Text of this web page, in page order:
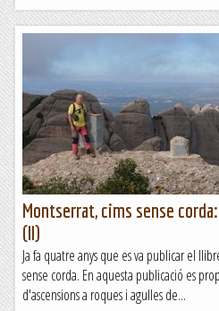
Montserrat, cims sense
(II)
Ja fa quatre anys que es va publicar el
sense corda. En aquesta publicació es
d'ascensions a roques i agulles de...